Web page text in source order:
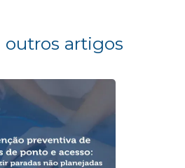
outros artigos